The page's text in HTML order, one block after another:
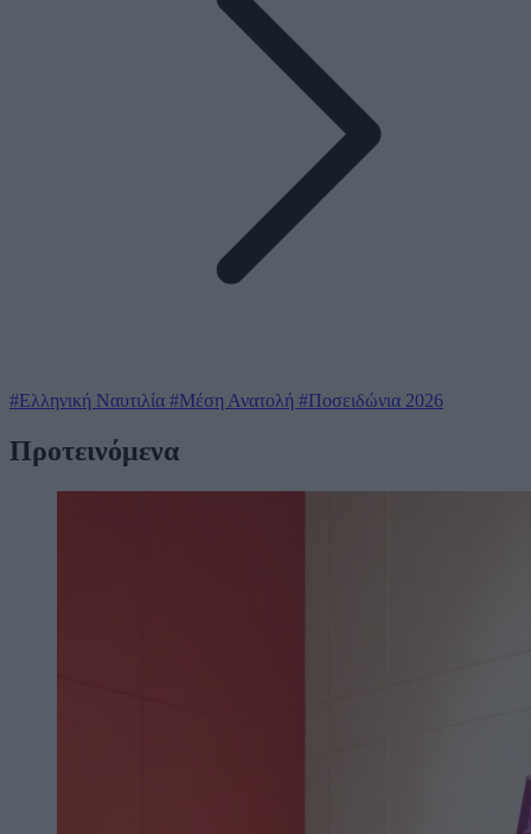
#Ελληνική Ναυτιλία #Μέση Ανατολή #Ποσειδώνια 2026
Προτεινόμενα